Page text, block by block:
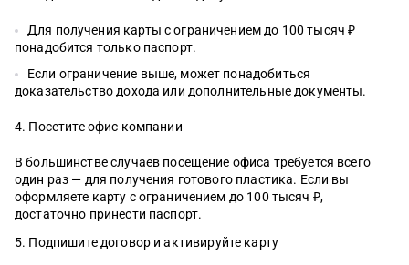
Для получения карты с ограничением до 100 тысяч ₽
понадобится только паспорт.
Если ограничение выше, может понадобиться
доказательство дохода или дополнительные документы.
Посетите офис компании
В большинстве случаев посещение офиса требуется всего
один раз — для получения готового пластика. Если вы
оформляете карту с ограничением до 100 тысяч ₽,
достаточно принести паспорт.
Подпишите договор и активируйте карту